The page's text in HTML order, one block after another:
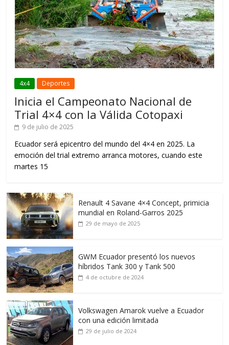
4x4 Deportes
Inicia el Campeonato Nacional de
Trial 4×4 con la Válida Cotopaxi
9 de julio de 2025
Ecuador será epicentro del mundo del 4×4 en 2025. La
emoción del trial extremo arranca motores, cuando este
martes 15
Renault 4 Savane 4×4 Concept, primicia
mundial en Roland-Garros 2025
29 de mayo de 2025
GWM Ecuador presentó los nuevos
híbridos Tank 300 y Tank 500
4 de octubre de 2024
Volkswagen Amarok vuelve a Ecuador
con una edición limitada
29 de julio de 2024